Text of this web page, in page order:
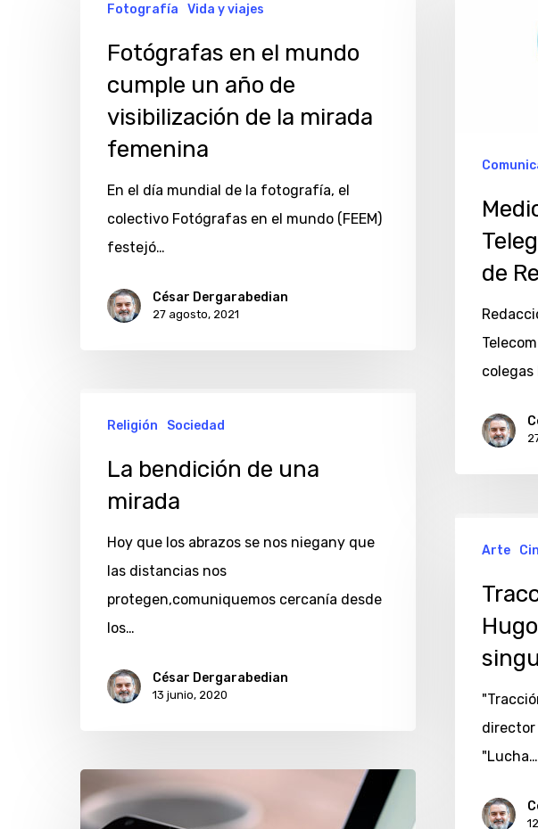
mirada
de
colegas
mundo
cumple
mirada
femenina
Fotografía Vida y viajes
Fotógrafas en el mundo
cumple un año de
visibilización de la mirada
femenina
En el día mundial de la fotografía, el
colectivo Fotógrafas en el mundo (FEEM)
festejó…
César Dergarabedian
27 agosto, 2021
bendición
Religión Sociedad
La bendición de una
mirada
Hoy que los abrazos se nos niegany que
las distancias nos
protegen,comuniquemos cercanía desde
los…
César Dergarabedian
13 junio, 2020
sangre,
Aveta:
mirada
singular
Arte
director
"Lucha…
vs.